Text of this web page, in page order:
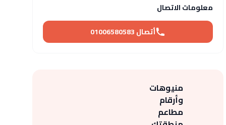
معلومات الاتصال
أتصال 01006580583
منيوهات
وأرقام
مطاعم